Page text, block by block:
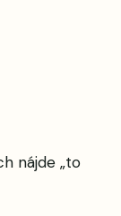
nájde „to